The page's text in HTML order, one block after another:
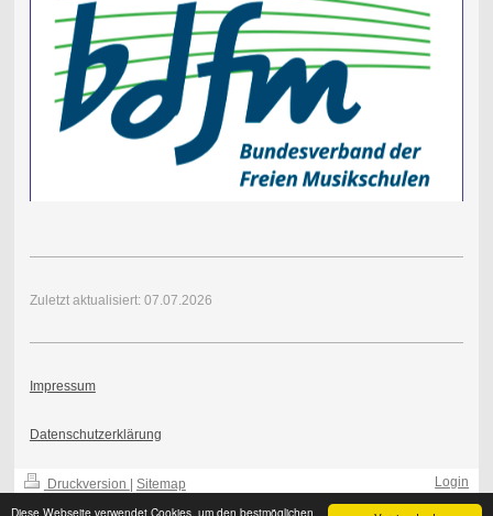
Diese Webseite verwendet Cookies, um den bestmöglichen
Zuletzt aktualisiert: 07.07.2026
Impressum
Datenschutzerklärung
Druckversion
Sitemap
Login